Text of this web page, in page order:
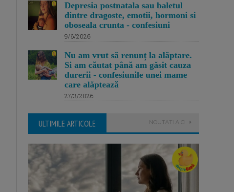
Depresia postnatala sau baletul
dintre dragoste, emotii, hormoni si
oboseala crunta - confesiuni
9/6/2026
Nu am vrut să renunț la alăptare.
Si am căutat până am găsit cauza
durerii - confesiunile unei mame
care alăptează
27/3/2026
ULTIMILE ARTICOLE NOUTATI AICI